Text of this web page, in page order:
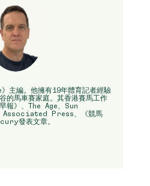
編。他擁有19年體育記者經驗
的馬車賽家庭。其香港賽馬工作
報》、The Age、Sun
Press、《競馬
發表文章。